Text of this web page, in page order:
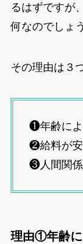
るはずですが
何なのでしょ
その理由は３
❶年齢に
❷給料が
❸人間関係
理由①年齢